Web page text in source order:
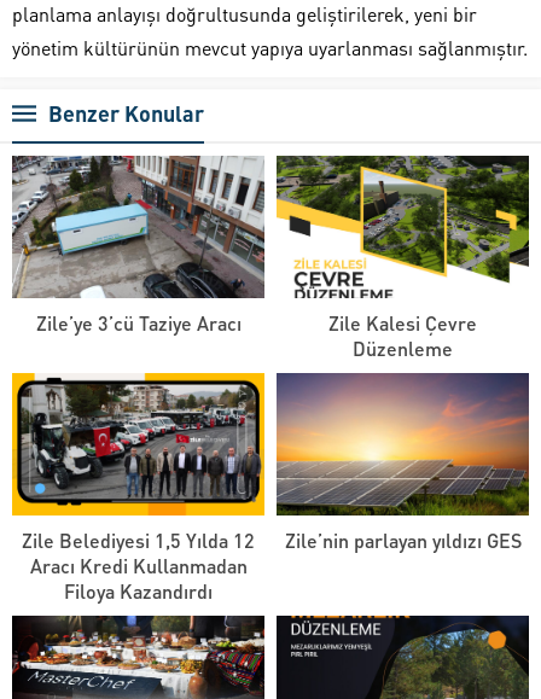
planlama anlayışı doğrultusunda geliştirilerek, yeni bir
yönetim kültürünün mevcut yapıya uyarlanması sağlanmıştır.
Benzer Konular
Zile’ye 3’cü Taziye Aracı
Zile Kalesi Çevre
Düzenleme
Zile Belediyesi 1,5 Yılda 12
Aracı Kredi Kullanmadan
Filoya Kazandırdı
Zile’nin parlayan yıldızı GES